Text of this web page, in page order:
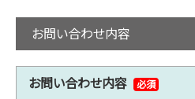
お問い合わせ内容
お問い合わせ内容 必須